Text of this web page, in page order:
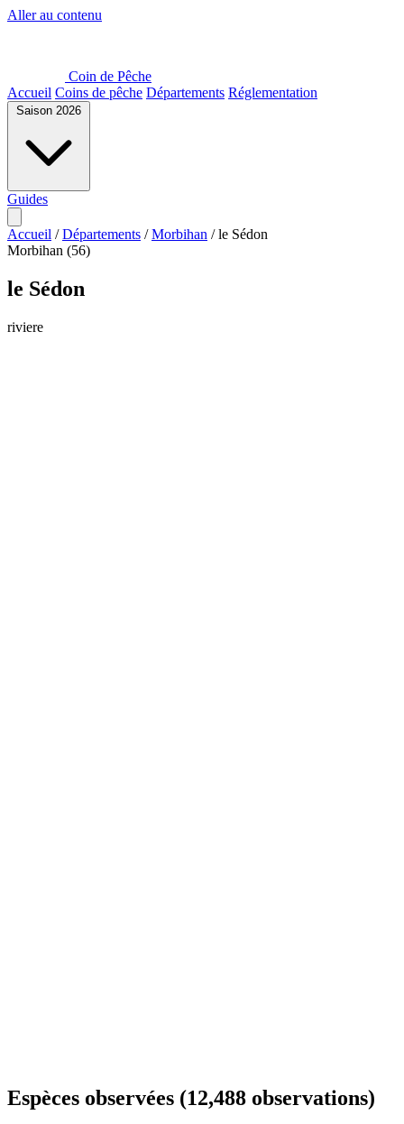
Aller au contenu
Coin de Pêche
Accueil Coins de pêche Départements Réglementation
Saison 2026
Guides
Accueil / Départements / Morbihan / le Sédon
Morbihan (56)
le Sédon
riviere
Espèces observées (12,488 observations)